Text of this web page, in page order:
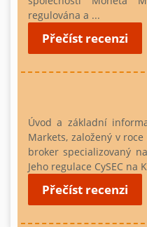
regulována a ...
Přečíst recenzi
Úvod a základní
Markets, založený v
broker specializovaný
Jeho regulace CySEC na
Přečíst recenzi